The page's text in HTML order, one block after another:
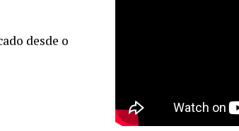
desde o